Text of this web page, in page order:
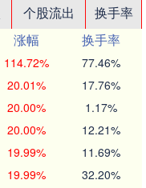
个股流出
换手率
涨幅
换手率
114.72% 77.46%
20.01% 17.76%
20.00% 1.17%
20.00% 12.21%
19.99% 11.69%
19.99% 32.20%